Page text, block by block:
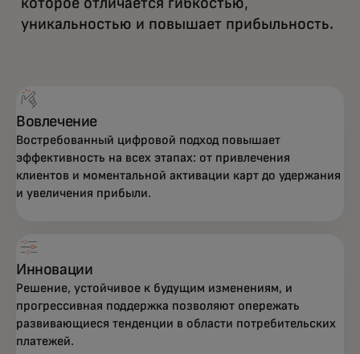
уникальностью и повышает прибыльность.
Вовлечение
Востребованный цифровой подход повышает
эффективность на всех этапах: от привлечения
клиентов и моментальной активации карт до удержания
и увеличения прибыли.
Инновации
Решение, устойчивое к будущим изменениям, и
прогрессивная поддержка позволяют опережать
развивающиеся тенденции в области потребительских
платежей.